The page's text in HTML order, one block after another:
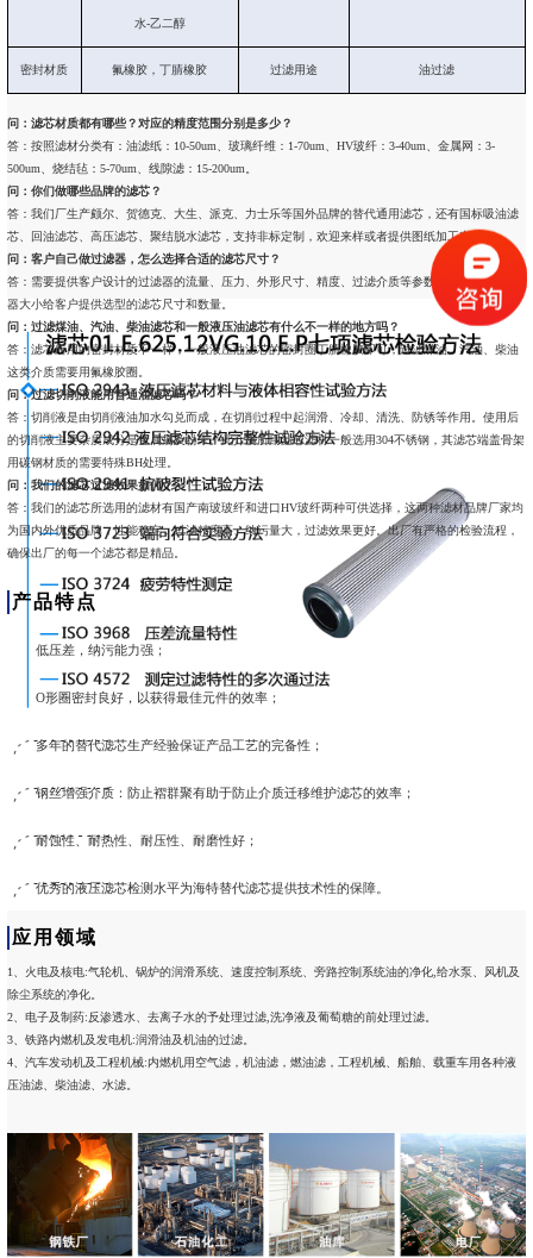
水-乙二醇
密封材质 氟橡胶，丁腈橡胶 过滤用途 油过滤
问：滤芯材质都有哪些？对应的精度范围分别是多少？
答：按照滤材分类有：油滤纸：10-50um、玻璃纤维：1-70um、HV玻纤：3-40um、金属网：3-
500um、烧结毡：5-70um、线隙滤：15-200um。
问：你们做哪些品牌的滤芯？
答：我们厂生产颇尔、贺德克、大生、派克、力士乐等国外品牌的替代通用滤芯，还有国标吸油滤
芯、回油滤芯、高压滤芯、聚结脱水滤芯，支持非标定制，欢迎来样或者提供图纸加工定制。
问：客户自己做过滤器，怎么选择合适的滤芯尺寸？
答：需要提供客户设计的过滤器的流量、压力、外形尺寸、精度、过滤介质等参数，我们根据过滤
器大小给客户提供选型的滤芯尺寸和数量。
问：过滤煤油、汽油、柴油滤芯和一般液压油滤芯有什么不一样的地方吗？
答：滤芯所用的密封材质不一样，一般液压油滤芯的密封圈丁腈橡胶即可，过滤煤油、汽油、柴油
这类介质需要用氟橡胶圈。
问：过滤切削液能用普通油滤芯吗？
答：切削液是由切削液油加水勾兑而成，在切削过程中起润滑、冷却、清洗、防锈等作用。使用后
的切削液主要杂质成分是金属屑及粉末。此介质所用滤芯滤材一般选用304不锈钢，其滤芯端盖骨架
用碳钢材质的需要特殊BH处理。
问：我们的滤芯过滤效果如何？
答：我们的滤芯所选用的滤材有国产南玻玻纤和进口HV玻纤两种可供选择，这两种滤材品牌厂家均
为国内外优质品牌，性能稳定，过滤精度高、纳污量大，过滤效果更好。出厂有严格的检验流程，
确保出厂的每一个滤芯都是精品。
产品特点
低压差，纳污能力强；
O形圈密封良好，以获得最佳元件的效率；
多年的替代滤芯生产经验保证产品工艺的完备性；
钢丝增强介质：防止褶群聚有助于防止介质迁移维护滤芯的效率；
耐蚀性、耐热性、耐压性、耐磨性好；
优秀的液压滤芯检测水平为海特替代滤芯提供技术性的保障。
应用领域
1、 火电及核电:气轮机、锅炉的润滑系统、速度控制系统、旁路控制系统油的净化,给水泵、风机及
除尘系统的净化。
2、电子及制药:反渗透水、去离子水的予处理过滤,洗净液及葡萄糖的前处理过滤。
3、铁路内燃机及发电机:润滑油及机油的过滤。
4、汽车发动机及工程机械:内燃机用空气滤，机油滤，燃油滤，工程机械、船舶、载重车用各种液
压油滤、柴油滤、水滤。